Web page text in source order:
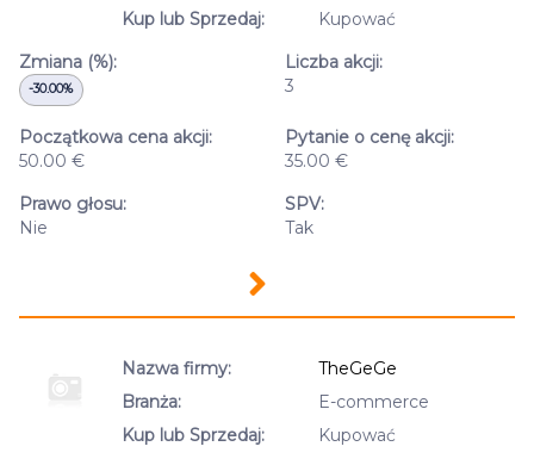
Kup lub Sprzedaj:
Kupować
Zmiana (%):
-30.00%
Liczba akcji:
3
Początkowa cena akcji:
50.00 €
Pytanie o cenę akcji:
35.00 €
Prawo głosu:
Nie
SPV:
Tak
Nazwa firmy:
TheGeGe
Branża:
E-commerce
Kup lub Sprzedaj:
Kupować